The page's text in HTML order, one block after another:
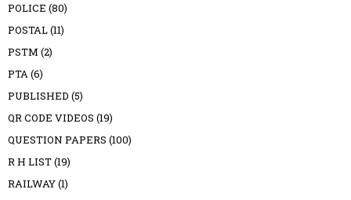
POLICE (80)
POSTAL(11)
PSTM (2)
PTA(6)
PUBLISHED (5)
QR CODE VIDEOS (19)
QUESTION PAPERS (100)
R H LIST(19)
RAILWAY(1)